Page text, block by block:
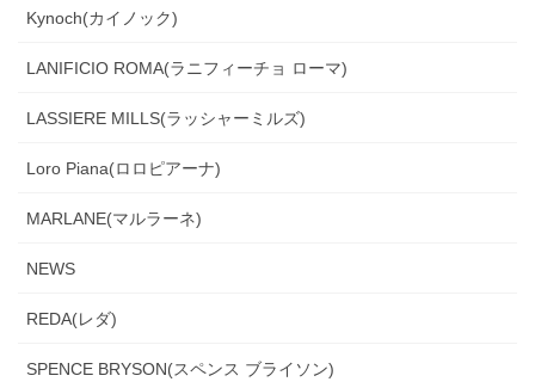
Kynoch(カイノック)
LANIFICIO ROMA(ラニフィーチョ ローマ)
LASSIERE MILLS(ラッシャーミルズ)
Loro Piana(ロロピアーナ)
MARLANE(マルラーネ)
NEWS
REDA(レダ)
SPENCE BRYSON(スペンス ブライソン)